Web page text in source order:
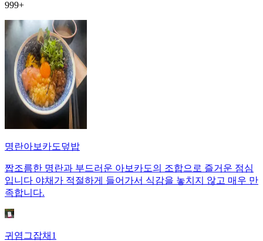
999+
명란아보카도덮밥
짭조름한 명란과 부드러운 아보카도의 조합으로 즐거운 점심
입니다 야채가 적절하게 들어가서 식감을 놓치지 않고 매우 만
족합니다.
귀염그잡채1